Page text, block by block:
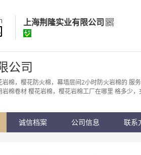
上海荆隆实业有限公司
上海荆隆实业有限公司
经营模式：其它组织
所在地区：上海市
公司
棉，樱花防火棉，幕墙层间2小时防火岩棉的 服
棉卷材 樱花岩棉，樱花岩棉工厂在哪里 格多少
诚信档案 公司信息 联系